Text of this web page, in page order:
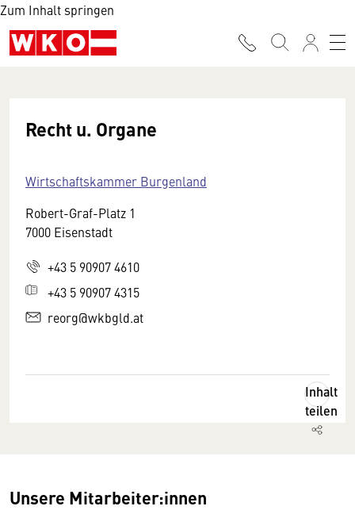
Zum Inhalt springen
Recht u. Organe
Wirtschaftskammer Burgenland
Robert-Graf-Platz 1
7000 Eisenstadt
+43 5 90907 4610
+43 5 90907 4315
reorg@wkbgld.at
Inhalt
teilen
Unsere Mitarbeiter:innen